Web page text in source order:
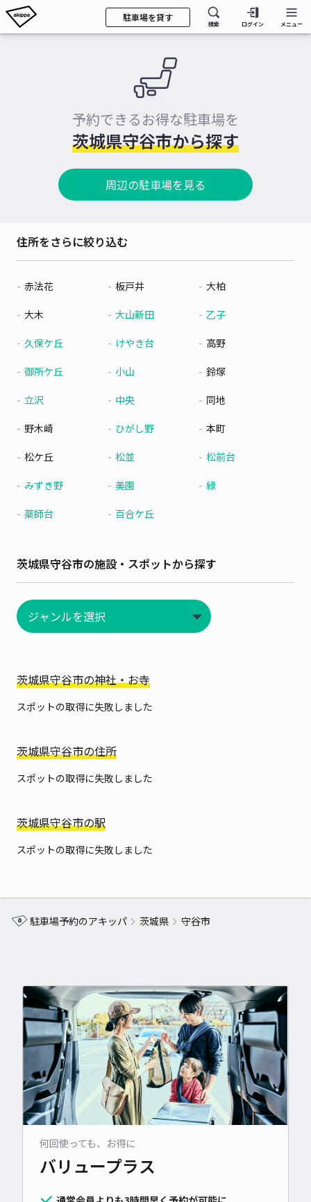
駐車場を貸す
検索 ログイン メニュー
予約できるお得な駐車場を
茨城県守谷市から探す
周辺の駐車場を見る
住所をさらに絞り込む
赤法花 板戸井 大柏
大木 大山新田 乙子
久保ケ丘 けやき台 高野
御所ケ丘 小山 鈴塚
立沢 中央 同地
野木崎 ひがし野 本町
松ケ丘 松並 松前台
みずき野 美園 緑
薬師台 百合ケ丘
茨城県守谷市の施設・スポットから探す
茨城県守谷市の神社・お寺
スポットの取得に失敗しました
茨城県守谷市の住所
スポットの取得に失敗しました
茨城県守谷市の駅
スポットの取得に失敗しました
駐車場予約のアキッパ 茨城県 守谷市
何回使っても、お得に
バリュープラス